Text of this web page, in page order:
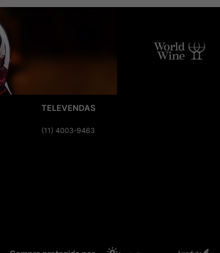
TELEVENDAS
(11) 4003-9463